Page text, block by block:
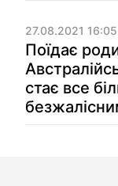
27.08.2021 16:05
Поїдає
стає все